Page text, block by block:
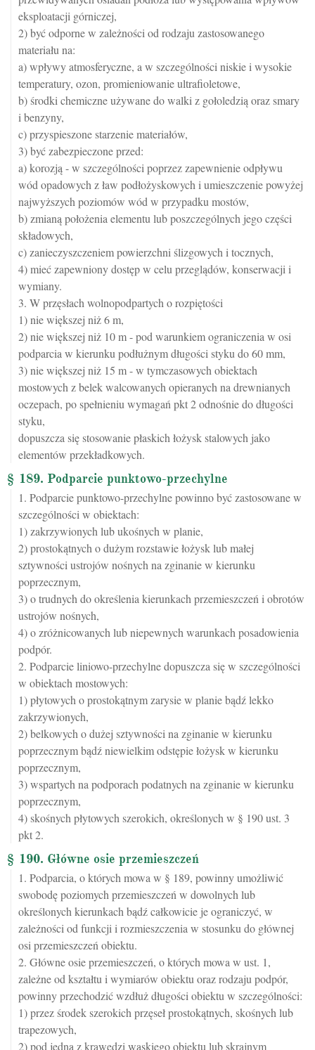
eksploatacji górniczej,
2) być odporne w zależności od rodzaju zastosowanego
materiału na:
a) wpływy atmosferyczne, a w szczególności niskie i wysokie
temperatury, ozon, promieniowanie ultrafioletowe,
b) środki chemiczne używane do walki z gołoledzią oraz smary
i benzyny,
c) przyspieszone starzenie materiałów,
3) być zabezpieczone przed:
a) korozją - w szczególności poprzez zapewnienie odpływu
wód opadowych z ław podłożyskowych i umieszczenie powyżej
najwyższych poziomów wód w przypadku mostów,
b) zmianą położenia elementu lub poszczególnych jego części
składowych,
c) zanieczyszczeniem powierzchni ślizgowych i tocznych,
4) mieć zapewniony dostęp w celu przeglądów, konserwacji i
wymiany.
3. W przęsłach wolnopodpartych o rozpiętości
1) nie większej niż 6 m,
2) nie większej niż 10 m - pod warunkiem ograniczenia w osi
podparcia w kierunku podłużnym długości styku do 60 mm,
3) nie większej niż 15 m - w tymczasowych obiektach
mostowych z belek walcowanych opieranych na drewnianych
oczepach, po spełnieniu wymagań pkt 2 odnośnie do długości
styku,
dopuszcza się stosowanie płaskich łożysk stalowych jako
elementów przekładkowych.
§ 189. Podparcie punktowo-przechylne
1. Podparcie punktowo-przechylne powinno być zastosowane w
szczególności w obiektach:
1) zakrzywionych lub ukośnych w planie,
2) prostokątnych o dużym rozstawie łożysk lub małej
sztywności ustrojów nośnych na zginanie w kierunku
poprzecznym,
3) o trudnych do określenia kierunkach przemieszczeń i obrotów
ustrojów nośnych,
4) o zróżnicowanych lub niepewnych warunkach posadowienia
podpór.
2. Podparcie liniowo-przechylne dopuszcza się w szczególności
w obiektach mostowych:
1) płytowych o prostokątnym zarysie w planie bądź lekko
zakrzywionych,
2) belkowych o dużej sztywności na zginanie w kierunku
poprzecznym bądź niewielkim odstępie łożysk w kierunku
poprzecznym,
3) wspartych na podporach podatnych na zginanie w kierunku
poprzecznym,
4) skośnych płytowych szerokich, określonych w § 190 ust. 3
pkt 2.
§ 190. Główne osie przemieszczeń
1. Podparcia, o których mowa w § 189, powinny umożliwić
swobodę poziomych przemieszczeń w dowolnych lub
określonych kierunkach bądź całkowicie je ograniczyć, w
zależności od funkcji i rozmieszczenia w stosunku do głównej
osi przemieszczeń obiektu.
2. Główne osie przemieszczeń, o których mowa w ust. 1,
zależne od kształtu i wymiarów obiektu oraz rodzaju podpór,
powinny przechodzić wzdłuż długości obiektu w szczególności:
1) przez środek szerokich przęseł prostokątnych, skośnych lub
trapezowych,
2) pod jedną z krawędzi wąskiego obiektu lub skrajnym